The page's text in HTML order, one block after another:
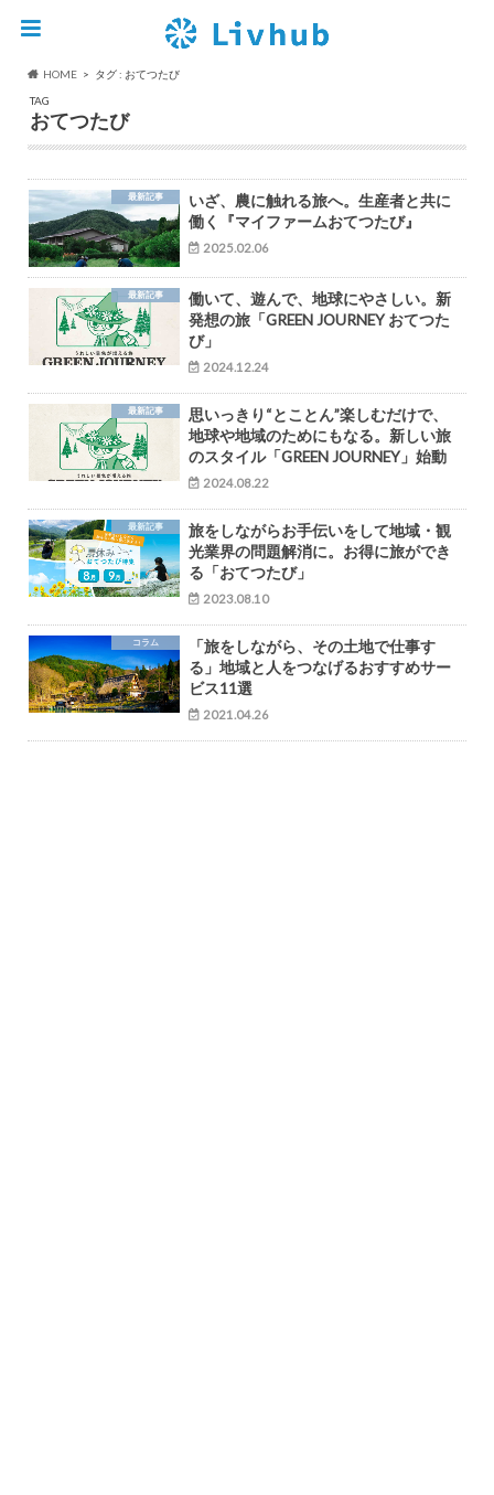
HOME
タグ : おてつたび
TAG
おてつたび
最新記事
いざ、農に触れる旅へ。生産者と共に
働く『マイファームおてつたび』
2025.02.06
最新記事
働いて、遊んで、地球にやさしい。新
発想の旅「GREEN JOURNEY おてつた
び」
2024.12.24
最新記事
思いっきり“とことん”楽しむだけで、
地球や地域のためにもなる。新しい旅
のスタイル「GREEN JOURNEY」始動
2024.08.22
最新記事
旅をしながらお手伝いをして地域・観
光業界の問題解消に。お得に旅ができ
る「おてつたび」
2023.08.10
コラム
「旅をしながら、その土地で仕事す
る」地域と人をつなげるおすすめサー
ビス11選
2021.04.26